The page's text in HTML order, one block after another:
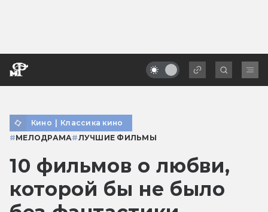
Кино | Классика кино
#МЕЛОДРАМА#ЛУЧШИЕ ФИЛЬМЫ
10 фильмов о любви,
которой бы не было